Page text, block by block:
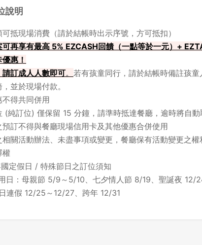
說明
抵現場消費（請於結帳時出示序號，方可抵扣）
可再享有最高 5% EZCASH回饋（一點等於一元）+
惠！
請訂成人人數即可。 若有孩童同行，請於結帳時備註孩童
並於現場付款。
得共同併用
(純訂位) 僅保留 15 分鐘，請準時抵達餐廳，逾時將自動
預訂不得與餐廳現場信用卡及其他優惠合併使用
相關活動辦法、未盡事項或變更，餐廳保有活動變更之權
權
定假日 / 特殊節日之訂位須知
日：母親節 5/9～5/10、七夕情人節 8/19、聖誕夜 12/
連假 12/25～12/27、跨年 12/31